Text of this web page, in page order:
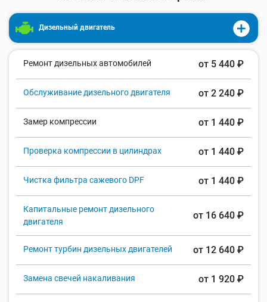
Дизельный двигатель
Ремонт дизельных автомобилей от 5 440 ₽
Обслуживание дизельного двигателя от 2 240 ₽
Замер компрессии от 1 440 ₽
Проверка компрессии в цилиндрах от 1 440 ₽
Чистка фильтра сажевого DPF от 1 440 ₽
Капитальные ремонт дизельного
двигателя
от 16 640 ₽
Ремонт турбин дизельных двигателей от 12 640 ₽
Замена свечей накаливания от 1 920 ₽